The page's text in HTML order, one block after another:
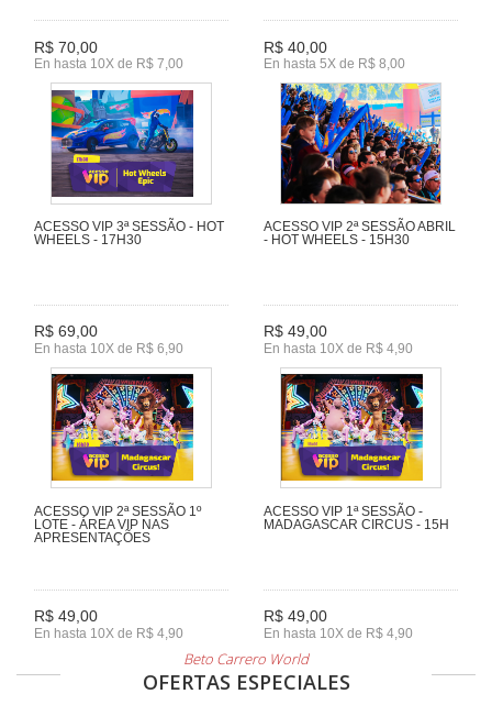
R$ 70,00
En hasta 10X de R$ 7,00
R$ 40,00
En hasta 5X de R$ 8,00
ACESSO VIP 3ª SESSÃO - HOT
WHEELS - 17H30
R$ 69,00
En hasta 10X de R$ 6,90
ACESSO VIP 2ª SESSÃO ABRIL
- HOT WHEELS - 15H30
R$ 49,00
En hasta 10X de R$ 4,90
ACESSO VIP 2ª SESSÃO 1º
LOTE - ÁREA VIP NAS
APRESENTAÇÕES
R$ 49,00
En hasta 10X de R$ 4,90
ACESSO VIP 1ª SESSÃO -
MADAGASCAR CIRCUS - 15H
R$ 49,00
En hasta 10X de R$ 4,90
Beto Carrero World
OFERTAS ESPECIALES